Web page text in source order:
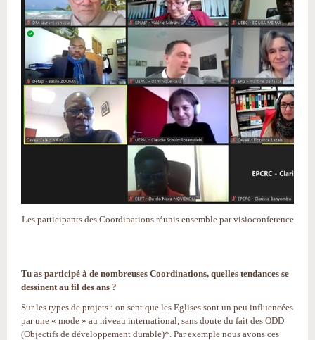
Les participants des Coordinations réunis ensemble par visioconference
Tu as participé à de nombreuses Coordinations, quelles tendances se
dessinent au fil des ans ?
Sur les types de projets : on sent que les Eglises sont un peu influencées
par une « mode » au niveau international, sans doute du fait des ODD
(Objectifs de développement durable)*. Par exemple nous avons ces